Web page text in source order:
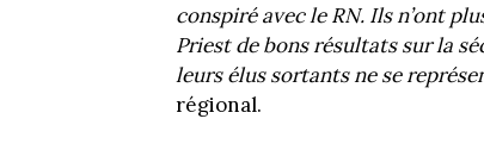
conspiré avec le RN. Ils n’ont
Priest de bons résultats sur la
leurs élus sortants ne se
régional.